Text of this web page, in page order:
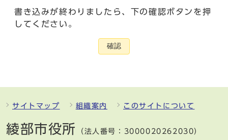
書き込みが終わりましたら、下の確認ボタンを押
してください。
確認
サイトマップ 組織案内 このサイトについて
綾部市役所 （法人番号：3000020262030）